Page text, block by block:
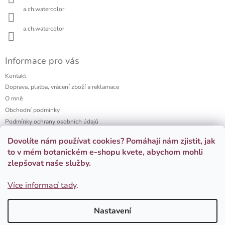
Dovolíte nám používat cookies? Pomáhají nám zjistit, jak
to v mém botanickém e-shopu kvete, abychom mohli
zlepšovat naše služby.
Více informací tady.
Nastavení
a.ch.watercolor
a.ch.watercolor
Informace pro vás
Kontakt
Doprava, platba, vrácení zboží a reklamace
O mně
Obchodní podmínky
Podmínky ochrany osobních údajů
Firemní dárky